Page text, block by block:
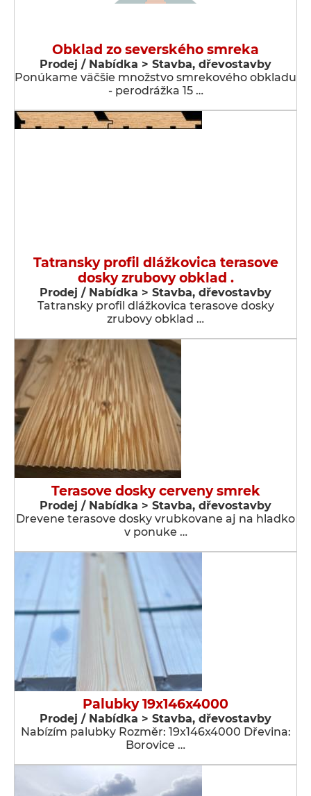
Obklad zo severského smreka
Prodej / Nabídka > Stavba, dřevostavby
Ponúkame väčšie množstvo smrekového obkladu
- perodrážka 15 …
Tatransky profil dlážkovica terasove
dosky zrubovy obklad .
Prodej / Nabídka > Stavba, dřevostavby
Tatransky profil dlážkovica terasove dosky
zrubovy obklad …
Terasove dosky cerveny smrek
Prodej / Nabídka > Stavba, dřevostavby
Drevene terasove dosky vrubkovane aj na hladko
v ponuke …
Palubky 19x146x4000
Prodej / Nabídka > Stavba, dřevostavby
Nabízím palubky Rozměr: 19x146x4000 Dřevina:
Borovice …